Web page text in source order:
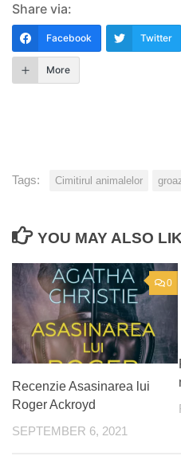
Share via:
Facebook Twitter
More
Tags: Cimitirul animalelor
YOU MAY ALSO
0
Recenzie Asasinarea lui
Roger Ackroyd
SEPTEMBER 6, 2021